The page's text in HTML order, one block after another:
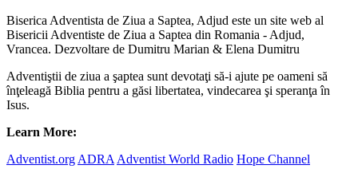
Biserica Adventista de Ziua a Saptea, Adjud este un site web al
Bisericii Adventiste de Ziua a Saptea din Romania - Adjud,
Vrancea. Dezvoltare de Dumitru Marian & Elena Dumitru
Adventiştii de ziua a şaptea sunt devotaţi să-i ajute pe oameni să
înţeleagă Biblia pentru a găsi libertatea, vindecarea şi speranţa în
Isus.
Learn More:
Adventist.org ADRA Adventist World Radio Hope Channel